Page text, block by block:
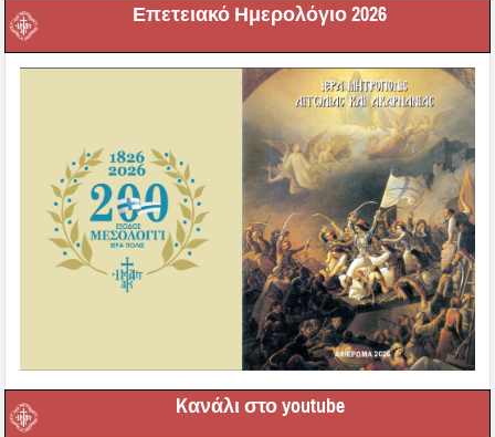
Επετειακό Ημερολόγιο 2026
Kανάλι στο youtube